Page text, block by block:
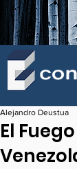
El
Alejandro Deustua